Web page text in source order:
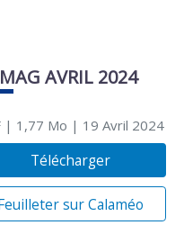
AVRIL 2024
| 1,77 Mo | 19 Avril 2024
Télécharger
sur Calaméo